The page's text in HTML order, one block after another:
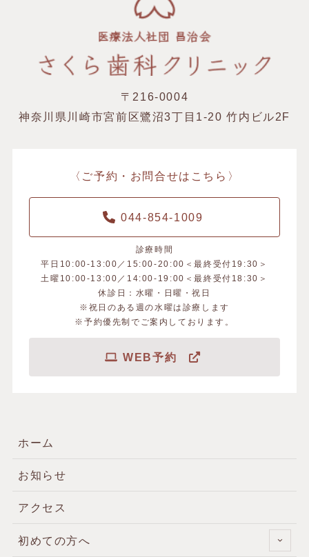
〒216-0004
神奈川県川崎市宮前区鷺沼3丁目1-20 竹内ビル2F
〈ご予約・お問合せはこちら〉
044-854-1009
診療時間
平日10:00-13:00／15:00-20:00＜最終受付19:30＞
土曜10:00-13:00／14:00-19:00＜最終受付18:30＞
休診日：水曜・日曜・祝日
※祝日のある週の水曜は診療します
※予約優先制でご案内しております。
WEB予約
ホーム
お知らせ
アクセス
初めての方へ